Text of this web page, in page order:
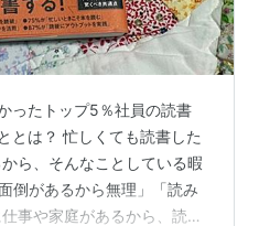
ったトップ5％社員の読書
とは？ 忙しくても読書した
ら、そんなことしている暇
倒があるから無理」「読み
事や家庭があるから、読書